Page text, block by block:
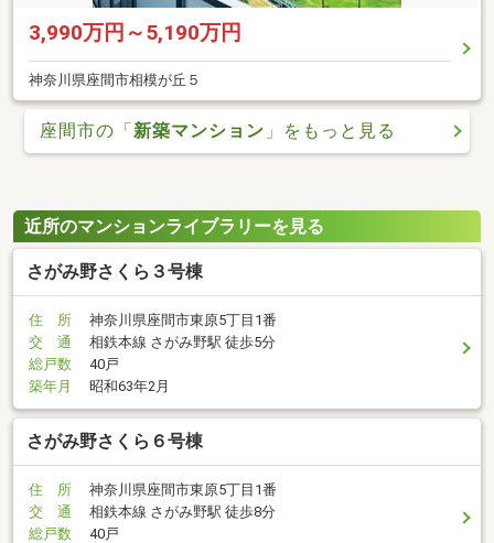
3,990万円～5,190万円
神奈川県座間市相模が丘５
座間市の「 新築マンション 」をもっと見る
近所のマンションライブラリーを見る
さがみ野さくら３号棟
住 所
神奈川県座間市東原5丁目1番
交 通
相鉄本線 さがみ野駅 徒歩5分
総戸数
40戸
築年月
昭和63年2月
さがみ野さくら６号棟
住 所
神奈川県座間市東原5丁目1番
交 通
相鉄本線 さがみ野駅 徒歩8分
総戸数
40戸